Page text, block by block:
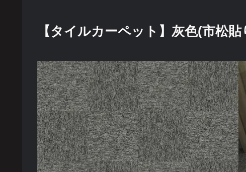
【タイルカーペット】灰色(市松